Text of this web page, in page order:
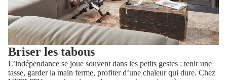
Briser les tabous
L’indépendance se joue souvent dans les petits gestes : tenir une
tasse, garder la main ferme, profiter d’une chaleur qui dure. Chez